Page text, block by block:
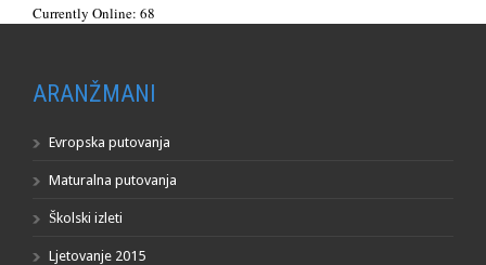
Currently Online: 68
ARANŽMANI
Evropska putovanja
Maturalna putovanja
Školski izleti
Ljetovanje 2015